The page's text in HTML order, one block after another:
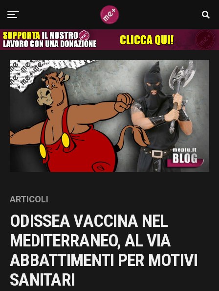
ARTICOLI
ODISSEA VACCINA NEL
MEDITERRANEO, AL VIA
ABBATTIMENTI PER MOTIVI
SANITARI